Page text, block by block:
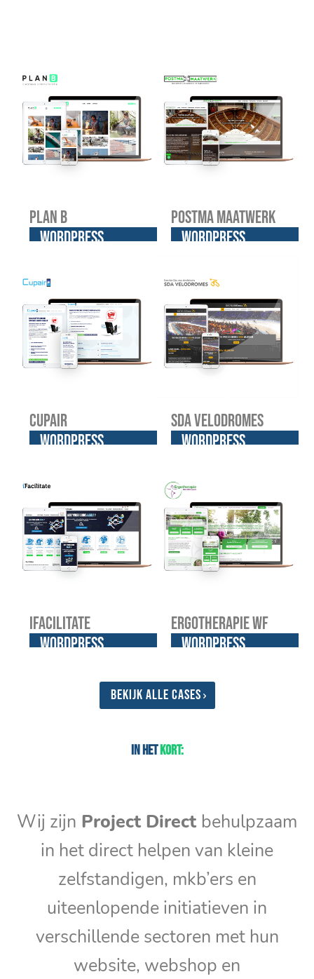
Plan B
WordPress
Postma Maatwerk
WordPress
Cupair
WordPress
SDA Velodromes
WordPress
iFacilitate
WordPress
Ergotherapie WF
WordPress
Bekijk alle cases
In hetkort:
Wij zijn Project Direct behulpzaam
in het direct helpen van kleine
zelfstandigen, mkb’ers en
uiteenlopende initiatieven in
verschillende sectoren met hun
website, webshop en